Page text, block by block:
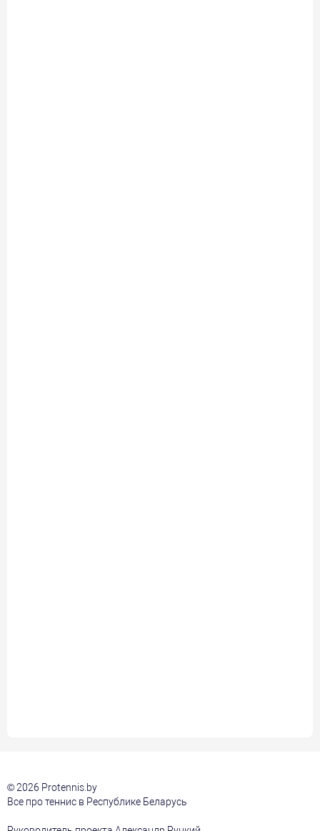
© 2026 Protennis.by
Все про теннис в Республике Беларусь